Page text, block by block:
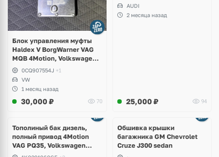
Блок управления муфты
Haldex V BorgWarner VAG
MQB 4Motion, Volkswagen
Tiguan
0CQ907554J +1
VW
1 месяц назад
30,000 ₽ 70
AUDI
2 месяца назад
25,000 ₽ 94
Тополиный бак дизель,
полный привод 4Motion
VAG PQ35, Volkswagen
Scirocco, Golf V, VI, Skoda
Обшивка крышки
багажника GM Chevrolet
Cruze J300 sedan